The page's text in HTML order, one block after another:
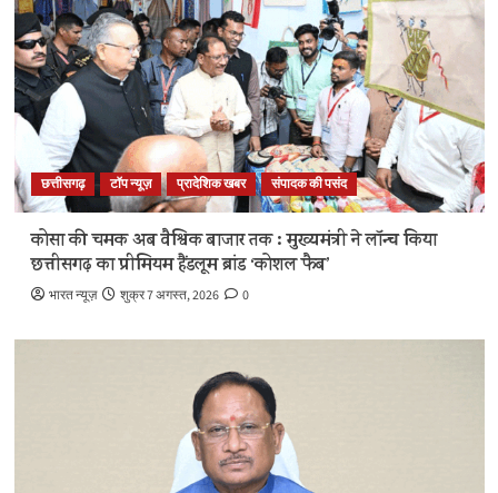
छत्तीसगढ़ टॉप न्यूज़ प्रादेशिक खबर संपादक की पसंद
कोसा की चमक अब वैश्विक बाजार तक : मुख्यमंत्री ने लॉन्च किया
छत्तीसगढ़ का प्रीमियम हैंडलूम ब्रांड ‘कोशल फैब’
भारत न्यूज़ शुक्र 7 अगस्त, 2026 0